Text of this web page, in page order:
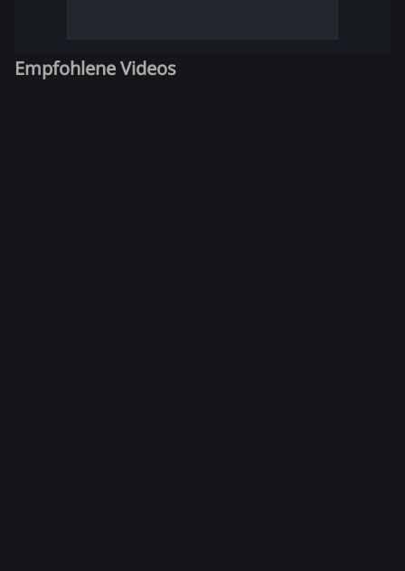
Empfohlene Videos